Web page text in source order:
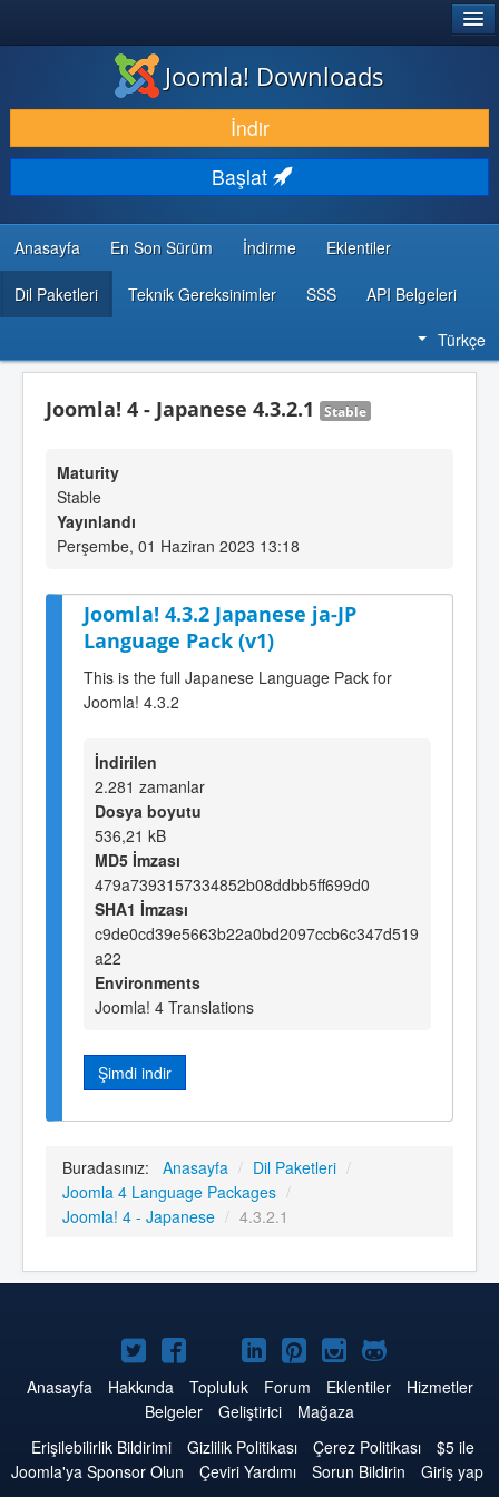
İNDIR & GENIŞLET
KEŞFET & ÖĞREN
TOPLULUK & DESTEK
GELIŞTIRICI KAYNAKLARI
Joomla! Downloads
İndir
Başlat
Anasayfa En Son Sürüm İndirme Eklentiler
Dil Paketleri Teknik Gereksinimler SSS API Belgeleri
Türkçe
Joomla! 4 - Japanese 4.3.2.1 Stable
Maturity
Stable
Yayınlandı
Perşembe, 01 Haziran 2023 13:18
Joomla! 4.3.2 Japanese ja-JP
Language Pack (v1)
This is the full Japanese Language Pack for
Joomla! 4.3.2
İndirilen
2.281 zamanlar
Dosya boyutu
536,21 kB
MD5 İmzası
479a7393157334852b08ddbb5ff699d0
SHA1 İmzası
c9de0cd39e5663b22a0bd2097ccb6c347d519
a22
Environments
Joomla! 4 Translations
Şimdi indir
Buradasınız: Anasayfa / Dil Paketleri /
Joomla 4 Language Packages /
Joomla! 4 - Japanese / 4.3.2.1
Twitter'da
Joomla
Facebook'da
Joomla
YouTube'da
Joomla
LinkedIn'de
Joomla
Pinterest'de
Joomla
Instagram'da
Joomla
GitHub'da
Joomla
Anasayfa Hakkında Topluluk Forum Eklentiler
Hizmetler
Belgeler
Geliştirici
Mağaza
Erişilebilirlik Bildirimi
Gizlilik Politikası Çerez Politikası
$5 ile
Joomla'ya Sponsor Olun
Çeviri Yardımı Sorun Bildirin
Giriş yap